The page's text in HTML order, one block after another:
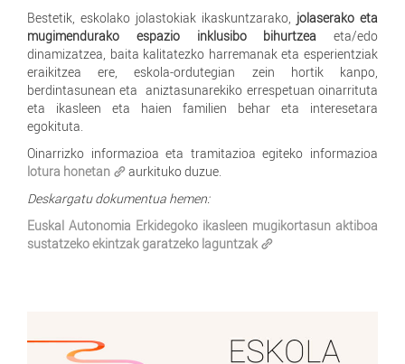
Bestetik, eskolako jolastokiak ikaskuntzarako, jolaserako eta
mugimendurako espazio inklusibo bihurtzea eta/edo
dinamizatzea, baita kalitatezko harremanak eta esperientziak
eraikitzea ere, eskola-ordutegian zein hortik kanpo,
berdintasunean eta aniztasunarekiko errespetuan oinarrituta
eta ikasleen eta haien familien behar eta interesetara
egokituta.
Oinarrizko informazioa eta tramitazioa egiteko informazioa
lotura honetan
aurkituko duzue.
Deskargatu dokumentua hemen:
Euskal Autonomia Erkidegoko ikasleen mugikortasun aktiboa
sustatzeko ekintzak garatzeko laguntzak